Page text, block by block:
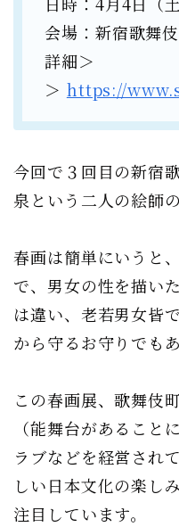
会場：新宿歌舞
詳細＞
＞ https://
今回で３回目の新宿
泉という二人の絵師
春画は簡単にいうと
で、男女の性を描い
は違い、老若男女皆
から守るお守りでも
この春画展、歌舞伎
（能舞台があること
ラブなどを経営さ
しい日本文化の楽し
注目しています。